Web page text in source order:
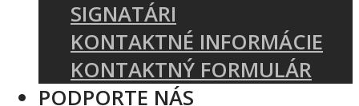
SIGNATÁRI
KONTAKTNÉ INFORMÁCIE
KONTAKTNÝ FORMULÁR
PODPORTE NÁS